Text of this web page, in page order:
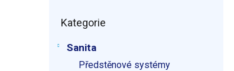
kategorie
Kategorie
Sanita
Předstěnové systémy